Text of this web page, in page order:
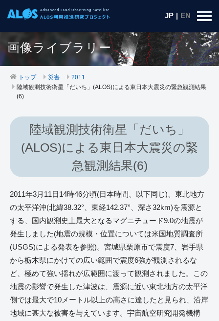
JP | EN
画像ライブラリー
トップ 災害
2011
陸域観測技術衛星「だいち」(ALOS)による東日本大震災の緊急観測結果
(6)
陸域観測技術衛星「だいち」
(ALOS)による東日本大震災の緊
急観測結果(6)
2011年3月11日14時46分頃(日本時間、以下同じ)、東北地方
の太平洋沖(北緯38.32°、東経142.37°、深さ32km)を震源と
する、国内観測史上最大となるマグニチュード9.0の地震が
発生しました(地震の規模・位置については米国地質調査所
(USGS)による発表を参照)。宮城県栗原市で震度7、岩手県
から栃木県にかけての広い範囲で震度6強が観測されるな
ど、極めて強い揺れが広範囲に渡って観測されました。この
地震の影響で発生した津波は、震源に近い東北地方の太平洋
側では最大で10メートル以上の高さに達したと見られ、沿岸
地域に甚大な被害を与えています。宇宙航空研究開発機構